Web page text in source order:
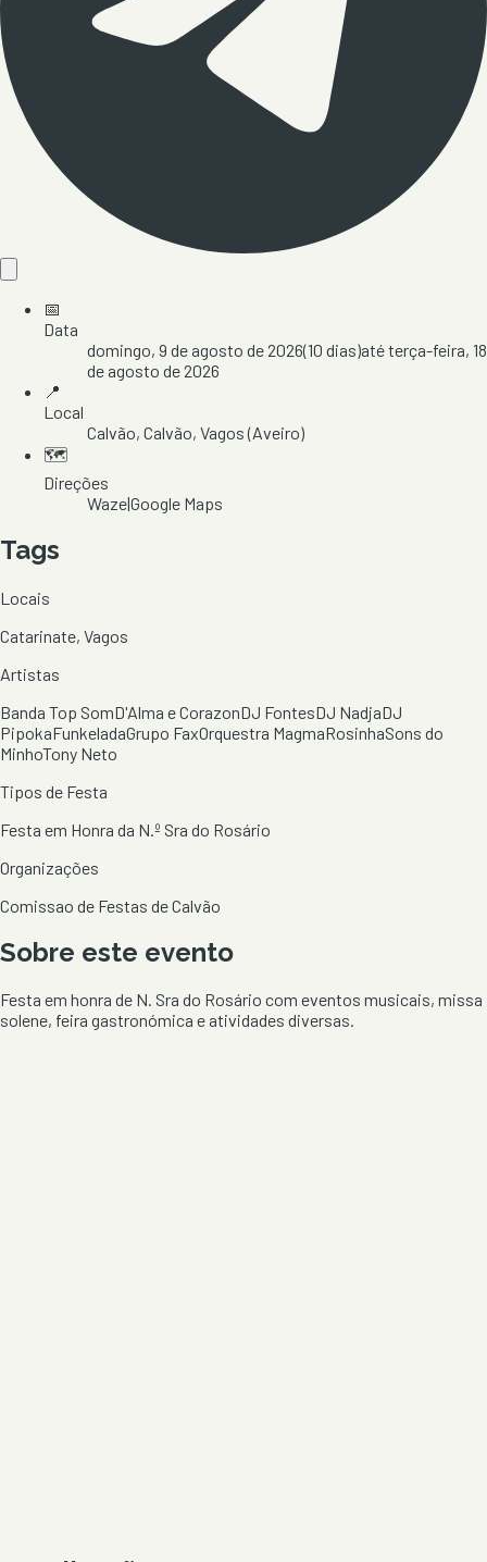
📅
Data
domingo, 9 de agosto de 2026(10 dias)atéterça-feira, 18
de agosto de 2026
📍
Local
Calvão, Calvão, Vagos(Aveiro)
🗺️
Direções
Waze|Google Maps
Tags
Locais
Catarinate, Vagos
Artistas
Banda Top SomD'Alma e CorazonDJ FontesDJ NadjaDJ
PipokaFunkeladaGrupo FaxOrquestra MagmaRosinhaSons do
MinhoTony Neto
Tipos de Festa
Festa em Honra da N.º Sra do Rosário
Organizações
Comissao de Festas de Calvão
Sobre este evento
Festa em honra de N. Sra do Rosário com eventos musicais, missa
solene, feira gastronómica e atividades diversas.